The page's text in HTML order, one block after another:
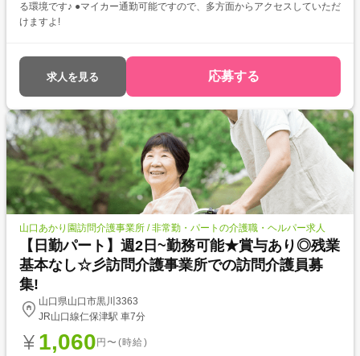
る環境です♪ ●マイカー通勤可能ですので、多方面からアクセスしていただ
けますよ!
求人を見る 応募する
山口あかり園訪問介護事業所 / 非常勤・パートの介護職・ヘルパー求人
【日勤パート】週2日~勤務可能★賞与あり◎残業
基本なし☆彡訪問介護事業所での訪問介護員募
集!
山口県山口市黒川3363
JR山口線仁保津駅 車7分
1,060 円〜(時給)